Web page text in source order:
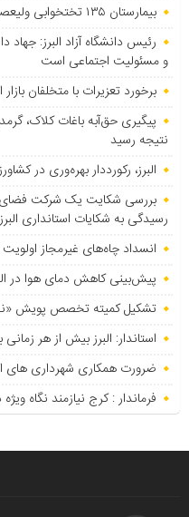
بیمارستان ۱۳۵ تختخوابی ولیعصر کمالشهر در آستانه بهره‌برداری کامل
رئیس دانشگاه آزاد البرز:
و مسئولیت اجتماعی است
برخورد تعزیرات با متخلفان بازار املاک
پیگیری حق‌آبه باغات کلاک،
نتیجه رسید
البرز، رکورددار بهره‌وری در
بررسی شکایت یک شرکت
رسیدگی به شکایات استانداری البرز
انسداد چاه‌های غیرمجاز
پیش‌بینی کاهش دمای هوا در
تشکیل کمیته تخصص پویش «نه
استاندار: البرز بیش از هر زمانی
ضرورت همکاری شهرداری های
فرماندار : کرج نیازمند نگاه